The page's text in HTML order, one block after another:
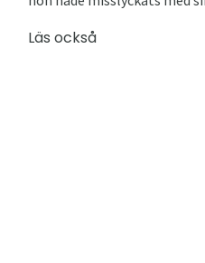
Läs också